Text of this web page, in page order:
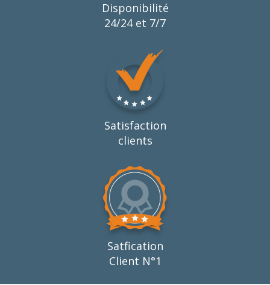
Disponibilité
24/24 et 7/7
Satisfaction
clients
Satfication
Client N°1